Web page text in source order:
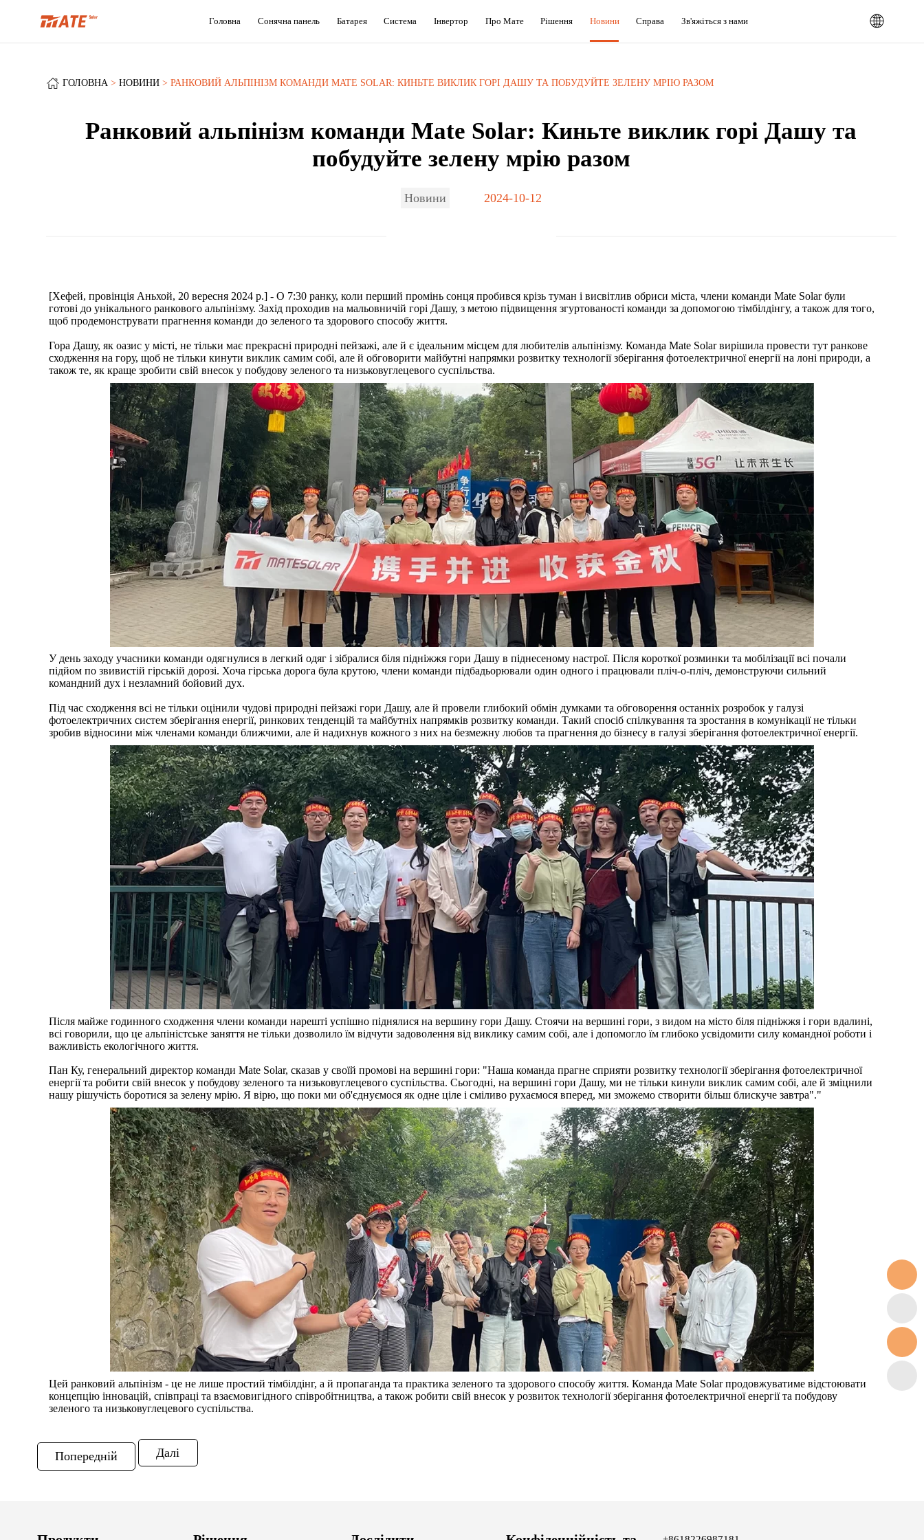
Головна Сонячна панель Батарея Система Інвертор Про Мате Рішення Новини Справа Зв'яжіться з нами
ГОЛОВНА НОВИНИ РАНКОВИЙ АЛЬПІНІЗМ КОМАНДИ MATE SOLAR: КИНЬТЕ ВИКЛИК ГОРІ ДАШУ ТА ПОБУДУЙТЕ ЗЕЛЕНУ МРІЮ РАЗОМ
Ранковий альпінізм команди Mate Solar: Киньте виклик горі Дашу та
побудуйте зелену мрію разом
Новини 2024-10-12
[Хефей, провінція Аньхой, 20 вересня 2024 р.] - О 7:30 ранку, коли перший промінь сонця пробився крізь туман і висвітлив обриси міста, члени команди Mate Solar були
готові до унікального ранкового альпінізму. Захід проходив на мальовничій горі Дашу, з метою підвищення згуртованості команди за допомогою тімбілдінгу, а також для того,
щоб продемонструвати прагнення команди до зеленого та здорового способу життя.
Гора Дашу, як оазис у місті, не тільки має прекрасні природні пейзажі, але й є ідеальним місцем для любителів альпінізму. Команда Mate Solar вирішила провести тут ранкове
сходження на гору, щоб не тільки кинути виклик самим собі, але й обговорити майбутні напрямки розвитку технології зберігання фотоелектричної енергії на лоні природи, а
також те, як краще зробити свій внесок у побудову зеленого та низьковуглецевого суспільства.
У день заходу учасники команди одягнулися в легкий одяг і зібралися біля підніжжя гори Дашу в піднесеному настрої. Після короткої розминки та мобілізації всі почали
підйом по звивистій гірській дорозі. Хоча гірська дорога була крутою, члени команди підбадьорювали один одного і працювали пліч-о-пліч, демонструючи сильний
командний дух і незламний бойовий дух.
Під час сходження всі не тільки оцінили чудові природні пейзажі гори Дашу, але й провели глибокий обмін думками та обговорення останніх розробок у галузі
фотоелектричних систем зберігання енергії, ринкових тенденцій та майбутніх напрямків розвитку команди. Такий спосіб спілкування та зростання в комунікації не тільки
зробив відносини між членами команди ближчими, але й надихнув кожного з них на безмежну любов та прагнення до бізнесу в галузі зберігання фотоелектричної енергії.
Після майже годинного сходження члени команди нарешті успішно піднялися на вершину гори Дашу. Стоячи на вершині гори, з видом на місто біля підніжжя і гори вдалині,
всі говорили, що це альпіністське заняття не тільки дозволило їм відчути задоволення від виклику самим собі, але і допомогло їм глибоко усвідомити силу командної роботи і
важливість екологічного життя.
Пан Ку, генеральний директор команди Mate Solar, сказав у своїй промові на вершині гори: "Наша команда прагне сприяти розвитку технології зберігання фотоелектричної
енергії та робити свій внесок у побудову зеленого та низьковуглецевого суспільства. Сьогодні, на вершині гори Дашу, ми не тільки кинули виклик самим собі, але й зміцнили
нашу рішучість боротися за зелену мрію. Я вірю, що поки ми об'єднуємося як одне ціле і сміливо рухаємося вперед, ми зможемо створити більш блискуче завтра"."
Цей ранковий альпінізм - це не лише простий тімбілдінг, а й пропаганда та практика зеленого та здорового способу життя. Команда Mate Solar продовжуватиме відстоювати
концепцію інновацій, співпраці та взаємовигідного співробітництва, а також робити свій внесок у розвиток технології зберігання фотоелектричної енергії та побудову
зеленого та низьковуглецевого суспільства.
Попередній Далі